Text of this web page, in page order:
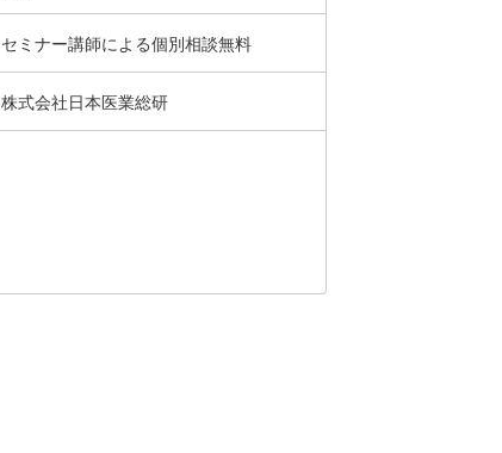
セミナー講師による個別相談無料
株式会社日本医業総研